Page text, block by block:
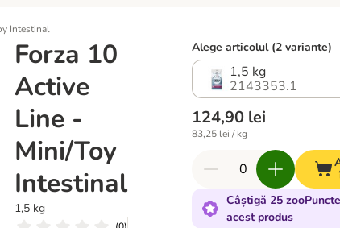
Intestinal
Forza 10
Active
Line -
Mini/Toy
Intestinal
1,5 kg
Alege articolul (2 variante)
1,5 kg
2143353.1
124,90 lei
83,25 lei / kg
Câștigă 25
acest produs